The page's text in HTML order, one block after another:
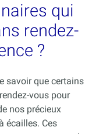
qui
rendez-
?
savoir que certains
vous pour
nos précieux
écailles. Ces